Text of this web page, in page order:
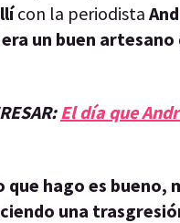
con la periodista
un buen
El día que
hago es bueno,
una